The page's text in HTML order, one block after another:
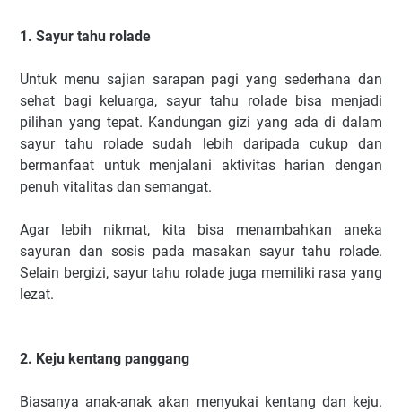
1. Sayur tahu rolade
Untuk menu sajian sarapan pagi yang sederhana dan
sehat bagi keluarga, sayur tahu rolade bisa menjadi
pilihan yang tepat. Kandungan gizi yang ada di dalam
sayur tahu rolade sudah lebih daripada cukup dan
bermanfaat untuk menjalani aktivitas harian dengan
penuh vitalitas dan semangat.
Agar lebih nikmat, kita bisa menambahkan aneka
sayuran dan sosis pada masakan sayur tahu rolade.
Selain bergizi, sayur tahu rolade juga memiliki rasa yang
lezat.
2. Keju kentang panggang
Biasanya anak-anak akan menyukai kentang dan keju.